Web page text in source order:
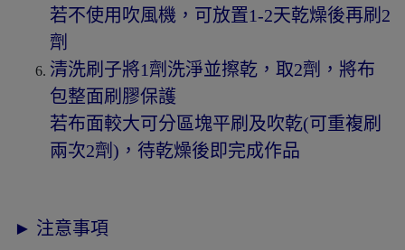
若不使用吹風機，可放置1-2天乾燥後再刷2
劑
​清洗刷子將1劑洗淨並擦乾，取2劑，將布
包整面刷膠保護
若布面較大可分區塊平刷及吹乾(可重複刷
兩次2劑)，待乾燥後即完成作品
► 注意事項